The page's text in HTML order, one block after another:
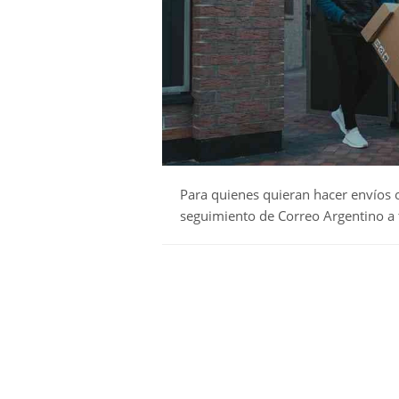
Para quienes quieran hacer
seguimiento de Correo Argentino